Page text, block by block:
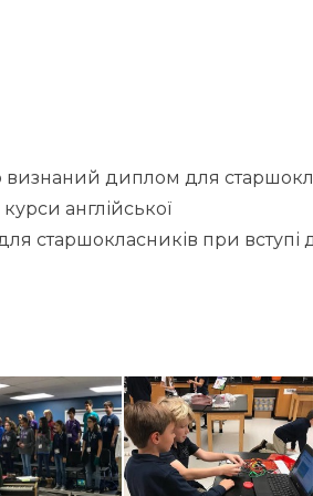
диплом для
англійської
старшокласників при